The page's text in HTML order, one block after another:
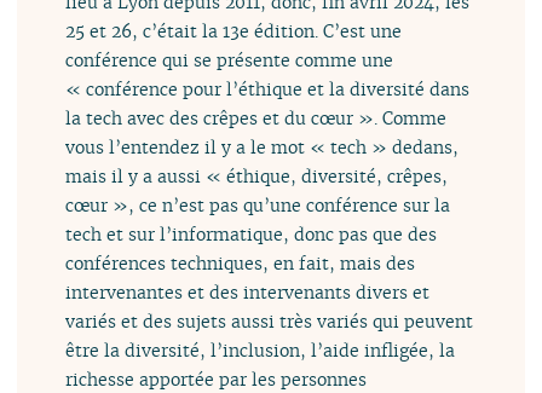
25 et 26, c’était la 13e édition. C’est une
conférence qui se présente comme une
« conférence pour l’éthique et la diversité dans
la tech avec des crêpes et du cœur ». Comme
vous l’entendez il y a le mot « tech » dedans,
mais il y a aussi « éthique, diversité, crêpes,
cœur », ce n’est pas qu’une conférence sur la
tech et sur l’informatique, donc pas que des
conférences techniques, en fait, mais des
intervenantes et des intervenants divers et
variés et des sujets aussi très variés qui peuvent
être la diversité, l’inclusion, l’aide infligée, la
richesse apportée par les personnes